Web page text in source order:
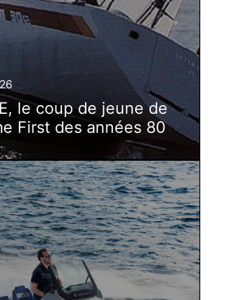
le coup de jeune de
First des années 80